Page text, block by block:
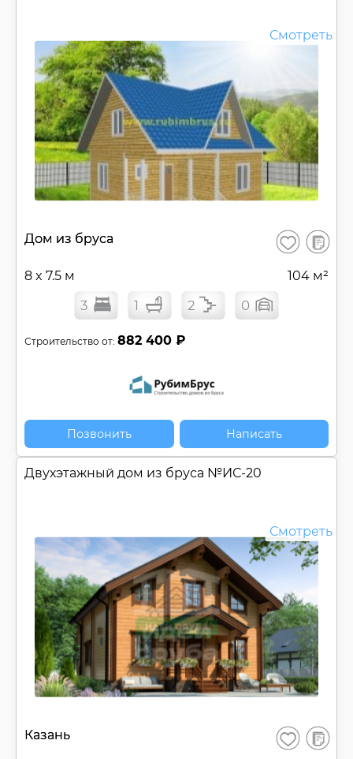
Смотреть
Дом из бруса Сохранить
В
8 x 7.5 м 104 м²
3 1 2 0
Строительство от: 882 400 ₽
Позвонить Написать
Двухэтажный дом из бруса №ИС-20
Смотреть
Казань Сохранить
В